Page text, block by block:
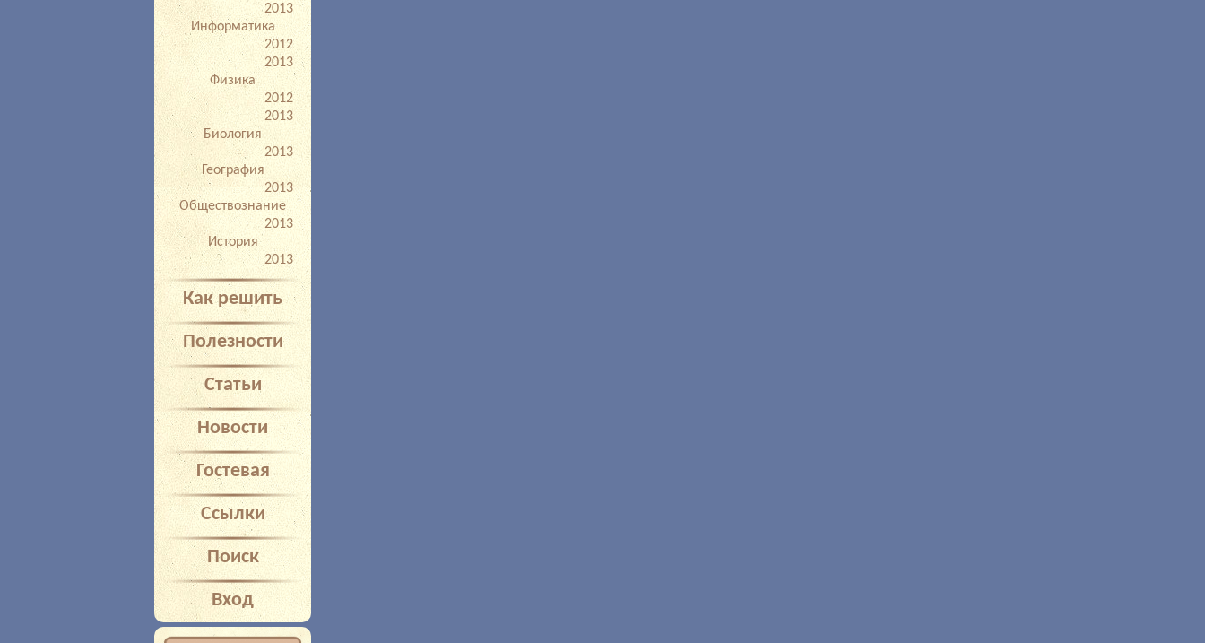
2013
Информатика
2012
2013
Физика
2012
2013
Биология
2013
География
2013
Обществознание
2013
История
2013
Как решить
Полезности
Статьи
Новости
Гостевая
Ссылки
Поиск
Вход